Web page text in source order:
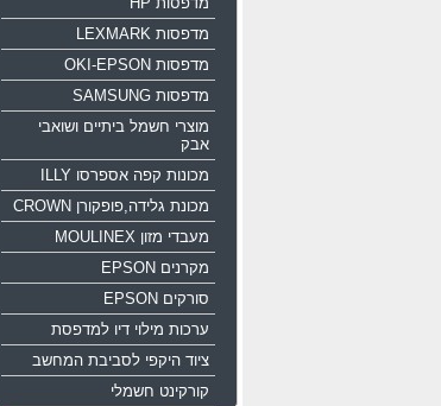
מדפסות LEXMARK
מדפסות OKI-EPSON
מדפסות SAMSUNG
מוצרי חשמל ביתיים ושואבי
אבק
מכונות קפה אספרסו ILLY
מכונת גלידה,פופקורן CROWN
מעבדי מזון MOULINEX
מקרנים EPSON
סורקים EPSON
ערכות מילוי דיו למדפסת
ציוד היקפי לסביבת המחשב
קורקינט חשמלי
ברוכים הבאים לחברת איי ניד